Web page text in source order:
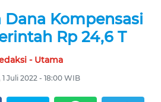
Dana Kompensasi
Rp 24,6 T
- Utama
Juli 2022 - 18:00 WIB